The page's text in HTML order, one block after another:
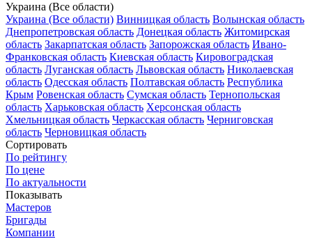
Украина (Все области)
Украина (Все области) Винницкая область Волынская область
Днепропетровская область Донецкая область Житомирская
область Закарпатская область Запорожская область Ивано-
Франковская область Киевская область Кировоградская
область Луганская область Львовская область Николаевская
область Одесская область Полтавская область Республика
Крым Ровенская область Сумская область Тернопольская
область Харьковская область Херсонская область
Хмельницкая область Черкасская область Черниговская
область Черновицкая область
Сортировать
По рейтингу
По цене
По актуальности
Показывать
Мастеров
Бригады
Компании